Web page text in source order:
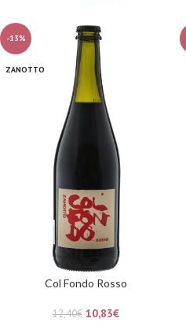
-13%
ZANOTTO
Col Fondo Rosso
12,40€ 10,83€